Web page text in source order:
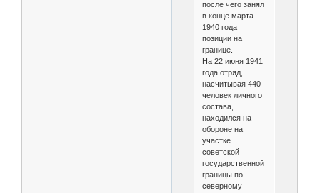
после чего занял
в конце марта
1940 года
позиции на
границе.
На 22 июня 1941
года отряд,
насчитывая 440
человек личного
состава,
находился на
обороне на
участке
советской
государственной
границы по
северному